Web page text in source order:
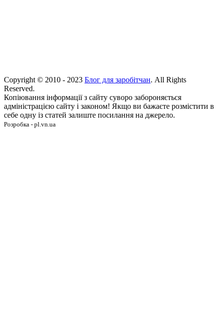
Copyright © 2010 - 2023 Блог для заробітчан. All Rights
Reserved.
Копіювання інформації з сайту суворо забороняється
адміністрацією сайту і законом! Якщо ви бажаєте розмістити в
себе одну із статей залиште посилання на джерело.
Розробка - pl.vn.ua